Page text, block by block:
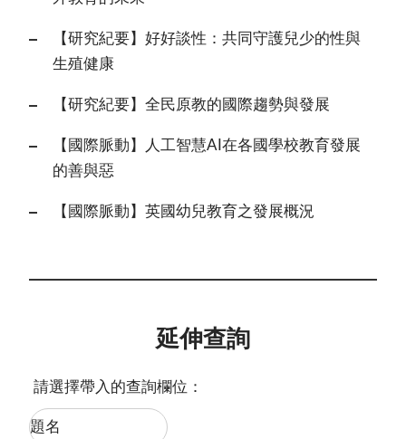
【研究紀要】好好談性：共同守護兒少的性與
生殖健康
【研究紀要】全民原教的國際趨勢與發展
【國際脈動】人工智慧AI在各國學校教育發展
的善與惡
【國際脈動】英國幼兒教育之發展概況
延伸查詢
請選擇帶入的查詢欄位：